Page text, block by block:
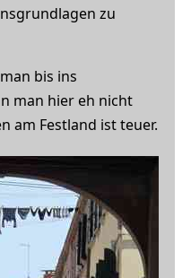
zu
bis ins
man hier eh nicht
am Festland ist teuer.